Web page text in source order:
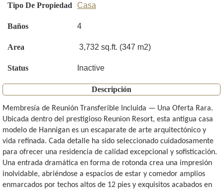
Tipo De Propiedad Casa
Baños 4
Area 3,732 sq.ft. (347 m2)
Status Inactive
Descripción
Membresía de Reunión Transferible Incluida — Una Oferta Rara.
Ubicada dentro del prestigioso Reunion Resort, esta antigua casa
modelo de Hannigan es un escaparate de arte arquitectónico y
vida refinada. Cada detalle ha sido seleccionado cuidadosamente
para ofrecer una residencia de calidad excepcional y sofisticación.
Una entrada dramática en forma de rotonda crea una impresión
inolvidable, abriéndose a espacios de estar y comedor amplios
enmarcados por techos altos de 12 pies y exquisitos acabados en